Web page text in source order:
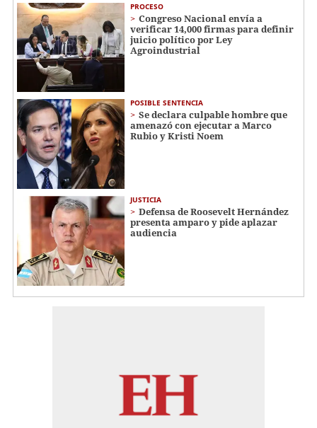
PROCESO
Congreso Nacional envía a
verificar 14,000 firmas para definir
juicio político por Ley
Agroindustrial
POSIBLE SENTENCIA
Se declara culpable hombre que
amenazó con ejecutar a Marco
Rubio y Kristi Noem
JUSTICIA
Defensa de Roosevelt Hernández
presenta amparo y pide aplazar
audiencia